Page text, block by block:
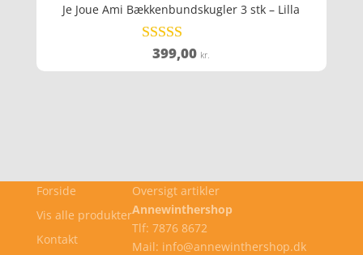
Je Joue Ami Bækkenbundskugler 3 stk – Lilla
Vurderet
4.4
399,00 kr.
Forside
Vis alle produkter
Kontakt
Oversigt artikler
Annewinthershop
Tlf: 7876 8672
Mail: info@annewinthershop.dk